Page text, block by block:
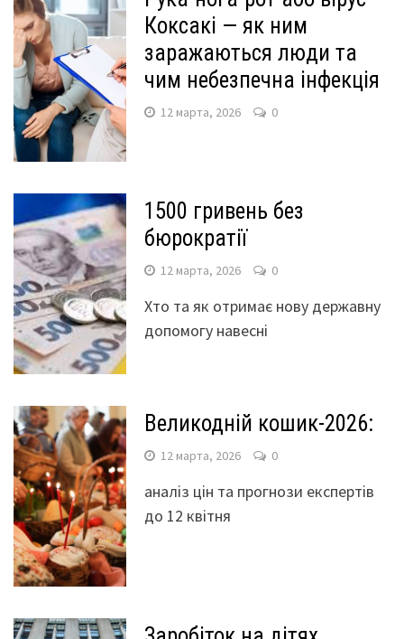
Коксакі — як ним
заражаються люди та
чим небезпечна інфекція
12 марта, 2026 0
1500 гривень без
бюрократії
12 марта, 2026 0
Хто та як отримає нову державну
допомогу навесні
Великодній кошик-2026:
12 марта, 2026 0
аналіз цін та прогнози експертів
до 12 квітня